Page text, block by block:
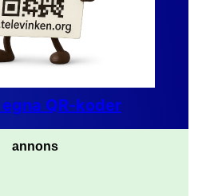
QR-koder
annons